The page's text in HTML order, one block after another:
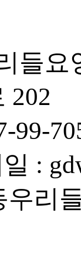
리들
202
99-
:
리